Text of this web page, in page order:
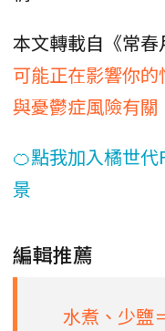
本文轉載自《常春
可能正在影響你
與憂鬱症風險有關
🍊點我加入橘世
景
編輯推薦
水煮、少鹽